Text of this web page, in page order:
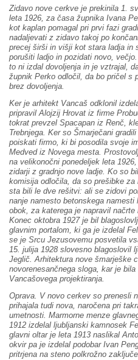
Zidavo nove cerkve je prekinila 1.
leta 1926, za časa župnika Ivana
kot kaplan pomagal pri prvi fazi
nadaljevati z zidavo takoj po
precej širši in višji kot stara ladja in
porušiti ladjo in pozidati novo,
to ni izdal dovoljenja in je vztrajal,
župnik Perko odločil, da bo pričel s
brez dovoljenja.
Ker je arhitekt Vancaš odklonil
pripravil Alojzij Hrovat iz firme
tokrat prevzel Spacapan iz Renč,
Trebnjega. Ker so Šmarječani
poiskati firmo, ki bi posodila svoje
Medved iz Novega mesta.
na velikonočni ponedeljek leta
zidarji z gradnjo nove ladje. Ko so
komisija odločila, da so prešibke
sta bili le dve rešitvi: ali se zidovi
nanje namesto betonskega
obok, za katerega je napravil
Konec oktobra 1927 je bil
glavnim portalom, ki ga je izdelal
se je Srcu Jezusovemu posvetila
15. julija 1928 slovesno blagoslovil
Jeglič. Arhitektura nove šmarješke
novorenesančnega sloga, kar je
Vancašovega projektiranja.
Oprava. V novo cerkev so prenesli
prihajala tudi nova, naročena pri
umetnosti. Marmorne menze
1912 izdelal ljubljanski kamnosek
glavni oltar je leta 1913 naslikal
okvir pa je izdelal podobar Ivan
pritrjena na steno polkrožno